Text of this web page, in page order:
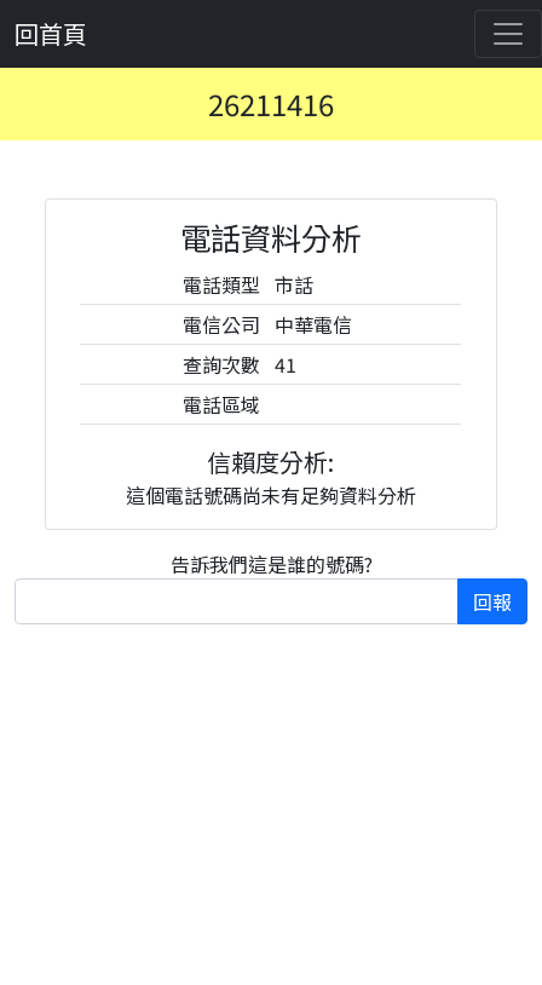
回首頁
26211416
電話資料分析
電話類型 市話
電信公司 中華電信
查詢次數 41
電話區域
信賴度分析:
這個電話號碼尚未有足夠資料分析
告訴我們這是誰的號碼?
回報